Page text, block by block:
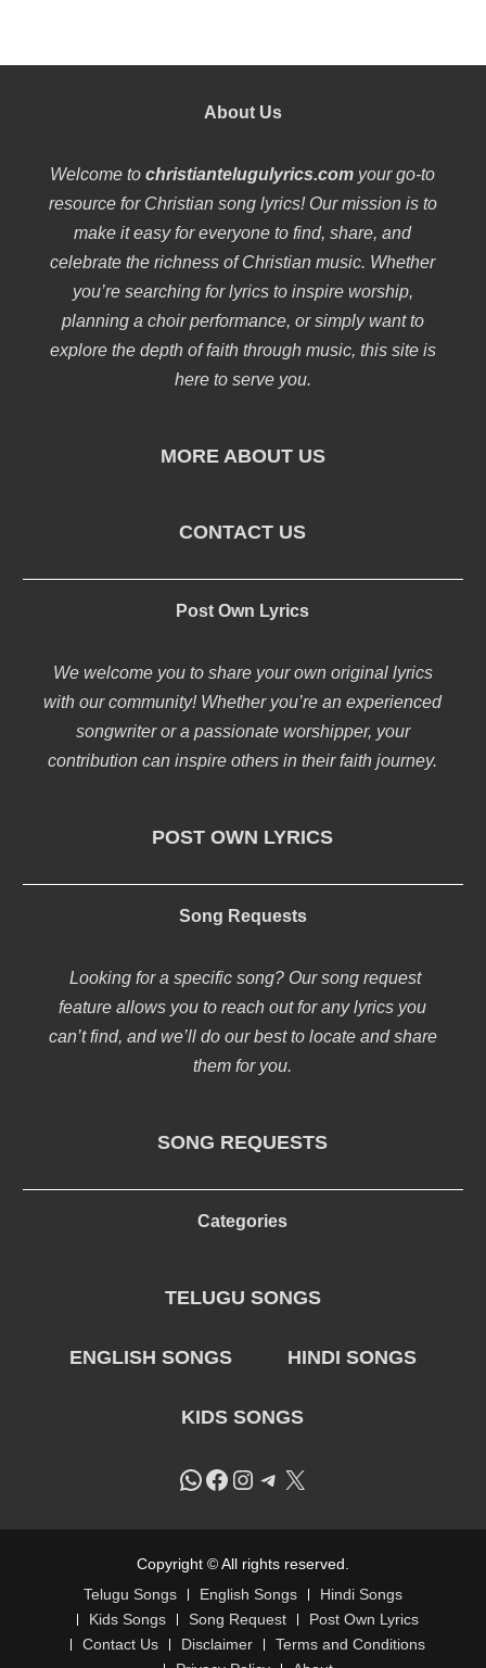
About Us
Welcome tochristiantelugulyrics.com your go-to
resource for Christian song lyrics! Our mission is to
make it easy for everyone to find, share, and
celebrate the richness of Christian music. Whether
you’re searching for lyrics to inspire worship,
planning a choir performance, or simply want to
explore the depth of faith through music, this site is
here to serve you.
MORE ABOUT US
CONTACT US
Post Own Lyrics
We welcome you to share your own original lyrics
with our community! Whether you’re an experienced
songwriter or a passionate worshipper, your
contribution can inspire others in their faith journey.
POST OWN LYRICS
Song Requests
Looking for a specific song? Our song request
feature allows you to reach out for any lyrics you
can’t find, and we’ll do our best to locate and share
them for you.
SONG REQUESTS
Categories
TELUGU SONGS
ENGLISH SONGS HINDI SONGS
KIDS SONGS
WhatsApp
Facebook
Instagram
Telegram
X
Copyright © All rights reserved.
Telugu Songs
English Songs
Hindi Songs
Kids Songs
Song Request
Post Own Lyrics
Contact Us
Disclaimer
Terms and Conditions